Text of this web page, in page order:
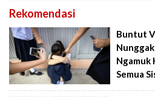
Rekomendasi
Buntut
Ngamuk
Semua